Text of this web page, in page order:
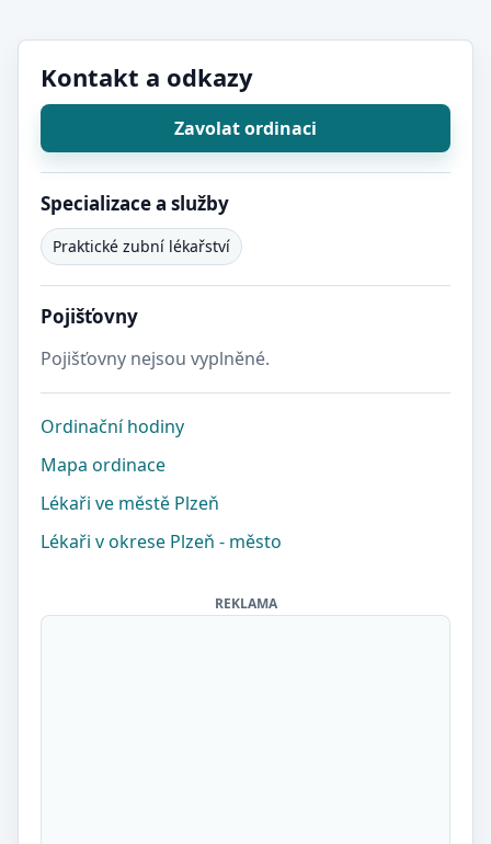
Kontakt a odkazy
Zavolat ordinaci
Specializace a služby
Praktické zubní lékařství
Pojišťovny
Pojišťovny nejsou vyplněné.
Ordinační hodiny
Mapa ordinace
Lékaři ve městě Plzeň
Lékaři v okrese Plzeň - město
REKLAMA